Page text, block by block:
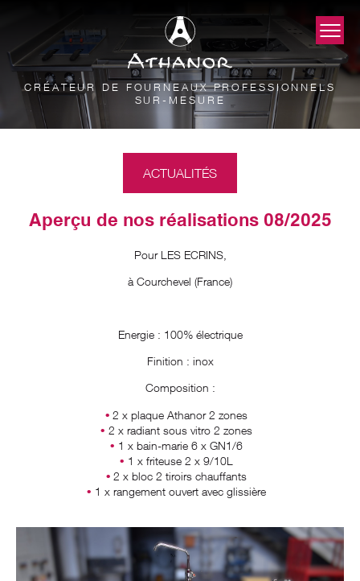
CRÉATEUR DE FOURNEAUX PROFESSIONNELS
SUR-MESURE
ACTUALITÉS
Aperçu de nos réalisations 08/2025
Pour LES ECRINS,
à Courchevel (France)
Energie : 100% électrique
Finition : inox
Composition :
2 x plaque Athanor 2 zones
2 x radiant sous vitro 2 zones
1 x bain-marie 6 x GN1/6
1 x friteuse 2 x 9/10L
2 x bloc 2 tiroirs chauffants
1 x rangement ouvert avec glissière